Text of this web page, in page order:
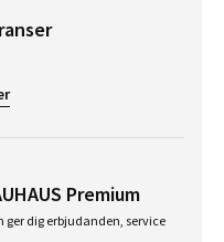
Premium
ger dig erbjudanden, service